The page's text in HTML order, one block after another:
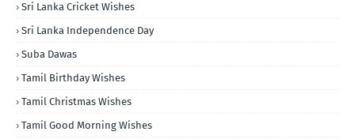
Sri Lanka Cricket Wishes
Sri Lanka Independence Day
Suba Dawas
Tamil Birthday Wishes
Tamil Christmas Wishes
Tamil Good Morning Wishes